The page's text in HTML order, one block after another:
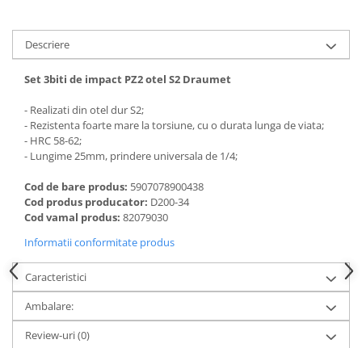
slefuire
Accesorii pentru prelucrare
ceramica
Carote pentru ceramica
Dischete pentru slefuire ceramica
Carote HSS
Carote si accesorii pentru zidarie
Freze pentru gaurire lemn si gips
carton
Discuri pentru taiere si slefuire
Discuri lamelare cu smirghel
Discuri pentru ferastrau circular
Discuri pentru slefuire gleturi
Descriere
Set 3biti de impact PZ2 otel S2 Draumet
- Realizati din otel dur S2;
- Rezistenta foarte mare la torsiune, cu o durata lunga de viata;
- HRC 58-62;
- Lungime 25mm, prindere universala de 1/4;
Cod de bare produs: 5907078900438
Cod produs producator: D200-34
Cod vamal produs: 82079030
Informatii conformitate produs
Caracteristici
Ambalare:
Review-uri(0)